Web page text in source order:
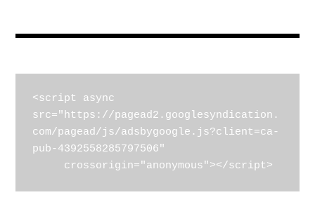
<script async
src="https://pagead2.googlesyndication.
com/pagead/js/adsbygoogle.js?client=ca-
pub-4392558285797506"
     crossorigin="anonymous"></script>